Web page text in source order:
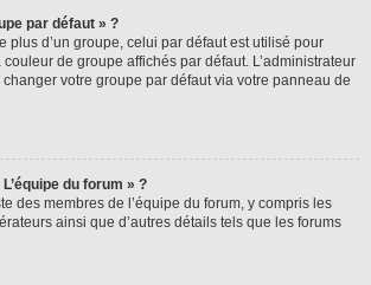
par défaut » ?
plus d’un groupe, celui par défaut est utilisé pour
de groupe affichés par défaut. L’administrateur
votre groupe par défaut via votre panneau de
du forum » ?
des membres de l’équipe du forum, y compris les
ainsi que d’autres détails tels que les forums